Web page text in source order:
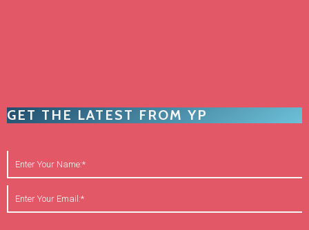
GET THE LATEST FROM YP